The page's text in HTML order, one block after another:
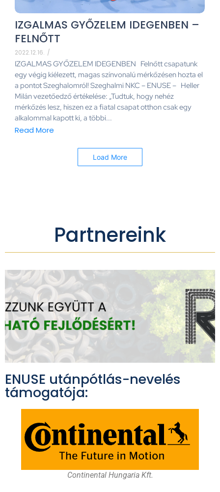
IZGALMAS GYŐZELEM IDEGENBEN –
FELNŐTT
2022.12.16. /
IZGALMAS GYŐZELEM IDEGENBEN Felnőtt csapatunk
egy végig kiélezett, magas színvonalú mérkőzésen hozta el
a pontot Szeghalomról! Szeghalmi NKC – ENUSE – Heller
Milán vezetőedző értékelése: „Tudtuk, hogy nehéz
mérkőzés lesz, hiszen ez a fiatal csapat otthon csak egy
alkalommal kapott ki, a többi...
Read More
Load More
Partnereink
ENUSE utánpótlás-nevelés
támogatója:
Continental Hungaria Kft.